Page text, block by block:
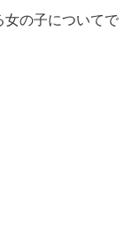
女の子についてで